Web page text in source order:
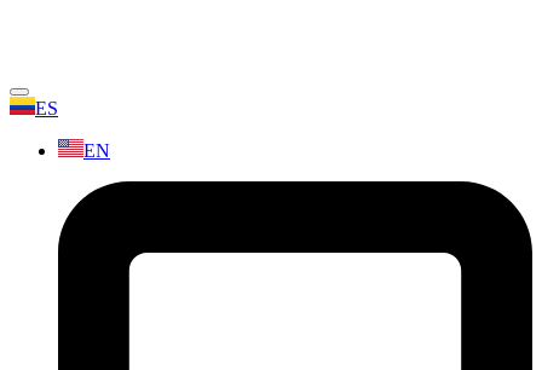
ES
EN